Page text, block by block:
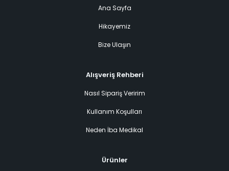
Ana Sayfa
Hikayemiz
Bize Ulaşın
Alışveriş Rehberi
Nasıl Sipariş Veririm
Kullanım Koşulları
Neden İba Medikal
Ürünler